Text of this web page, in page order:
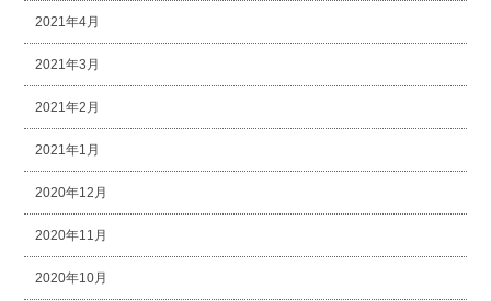
2021年4月
2021年3月
2021年2月
2021年1月
2020年12月
2020年11月
2020年10月